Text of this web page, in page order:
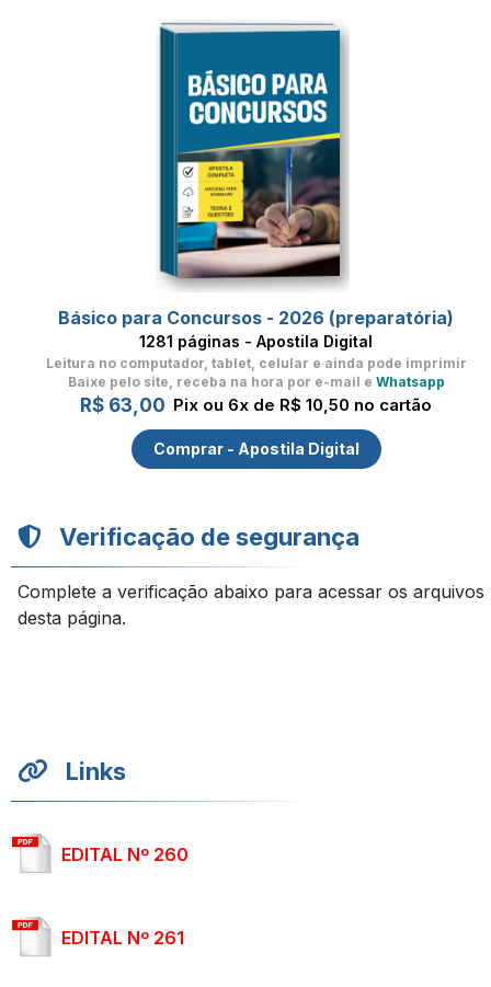
Básico para Concursos - 2026 (preparatória)
1281 páginas - Apostila Digital
Leitura no computador, tablet, celular e ainda pode imprimir
Baixe pelo site, receba na hora por e-mail e Whatsapp
R$ 63,00 Pix ou 6x de R$ 10,50 no cartão
Comprar - Apostila Digital
Verificação de segurança
Complete a verificação abaixo para acessar os arquivos
desta página.
Links
EDITAL Nº 260
EDITAL Nº 261